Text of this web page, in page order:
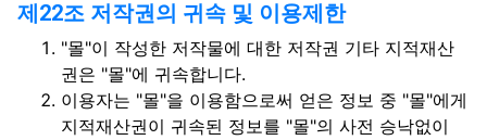
제22조 저작권의 귀속 및 이용제한
"몰"이 작성한 저작물에 대한 저작권 기타 지적재산
권은 "몰"에 귀속합니다.
이용자는 "몰"을 이용함으로써 얻은 정보 중 "몰"에게
지적재산권이 귀속된 정보를 "몰"의 사전 승낙없이